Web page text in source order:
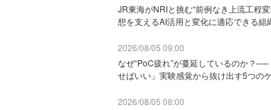
JR東海がNRIと挑む“前例なき上流工程
想を支えるAI活用と変化に適応できる組
2026/08/05 09:00
なぜ“PoC疲れ”が蔓延しているのか？
せばいい」実験感覚から抜け出す5つの
2026/08/05 08:00